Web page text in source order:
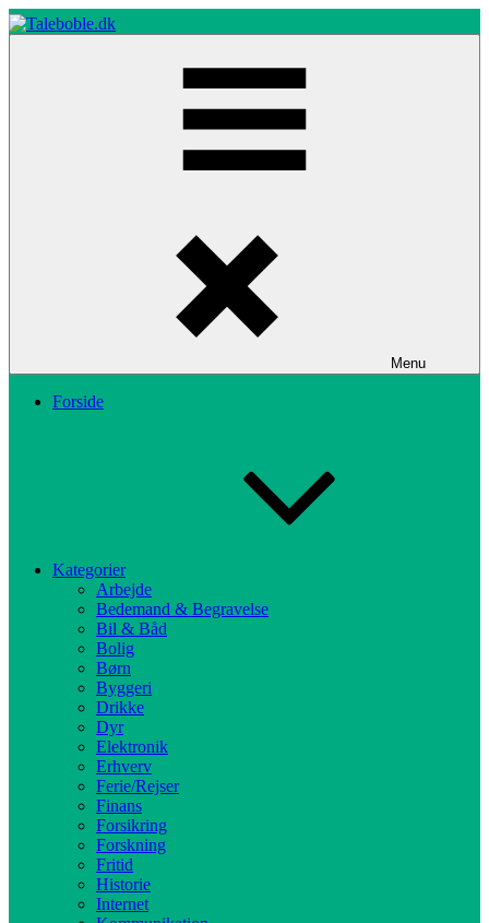
Skip
to
Menu
Forside
Kategorier
Arbejde
Bedemand & Begravelse
Bil & Båd
Bolig
Børn
Byggeri
Drikke
Dyr
Elektronik
Erhverv
Ferie/Rejser
Finans
Forsikring
Forskning
Fritid
Historie
Internet